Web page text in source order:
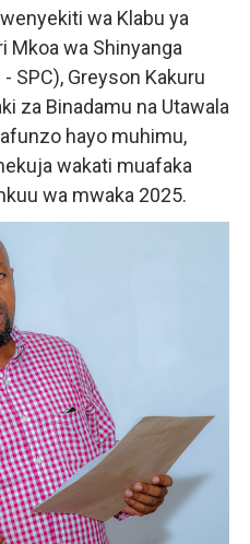
wa Klabu ya
Mkoa wa Shinyanga
SPC), Greyson Kakuru
za Binadamu na Utawala
hayo muhimu,
wakati muafaka
wa mwaka 2025.